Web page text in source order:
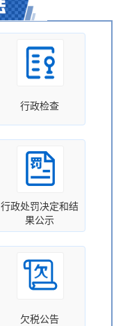
行政检查
行政处罚决定和结
果公示
欠税公告